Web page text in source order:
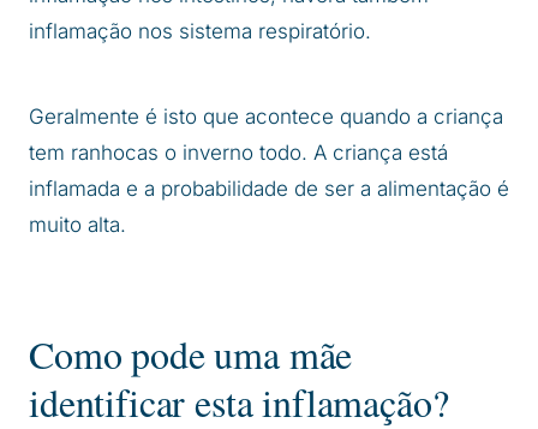
inflamação nos sistema respiratório.
Geralmente é isto que acontece quando a criança
tem ranhocas o inverno todo. A criança está
inflamada e a probabilidade de ser a alimentação é
muito alta.
Como pode uma mãe
identificar esta inflamação?